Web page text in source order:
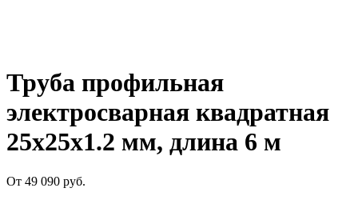
Труба профильная
электросварная квадратная
25х25х1.2 мм, длина 6 м
От 49 090 руб.